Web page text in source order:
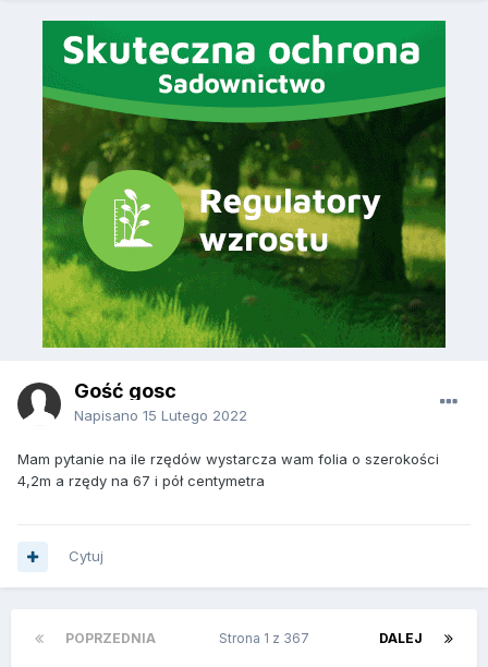
Gość gosc
Napisano 15 Lutego 2022
Mam pytanie na ile rzędów wystarcza wam folia o szerokości
4,2m a rzędy na 67 i pół centymetra
Cytuj
POPRZEDNIA DALEJ
Strona 1 z 367